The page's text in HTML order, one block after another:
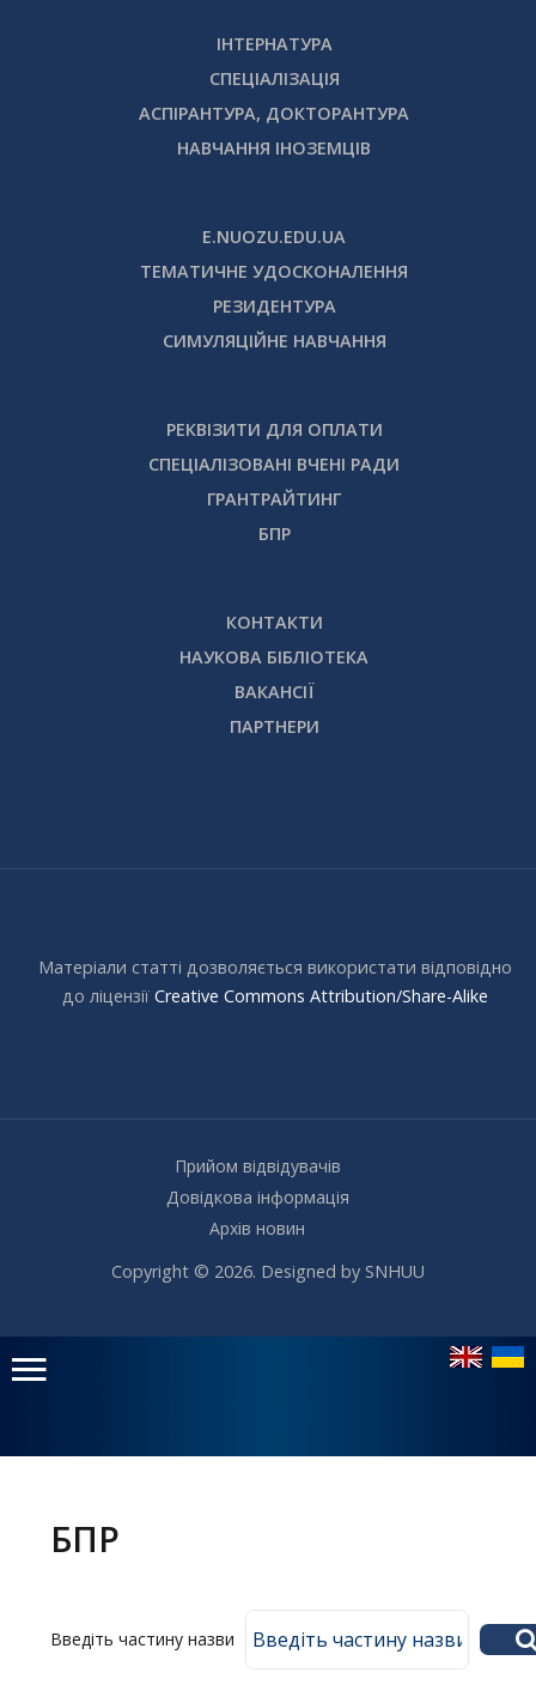
ІНТЕРНАТУРА
СПЕЦІАЛІЗАЦІЯ
АСПІРАНТУРА, ДОКТОРАНТУРА
НАВЧАННЯ ІНОЗЕМЦІВ
E.NUOZU.EDU.UA
ТЕМАТИЧНЕ УДОСКОНАЛЕННЯ
РЕЗИДЕНТУРА
СИМУЛЯЦІЙНЕ НАВЧАННЯ
РЕКВІЗИТИ ДЛЯ ОПЛАТИ
СПЕЦІАЛІЗОВАНІ ВЧЕНІ РАДИ
ГРАНТРАЙТИНГ
БПР
КОНТАКТИ
НАУКОВА БІБЛІОТЕКА
ВАКАНСІЇ
ПАРТНЕРИ
Матеріали статті дозволяється використати відповідно
до ліцензії Creative Commons Attribution/Share-Alike
Прийом відвідувачів
Довідкова інформація
Архів новин
Copyright © 2026. Designed by SNHUU
Головне
Навчання
БПР
Введіть частину назви